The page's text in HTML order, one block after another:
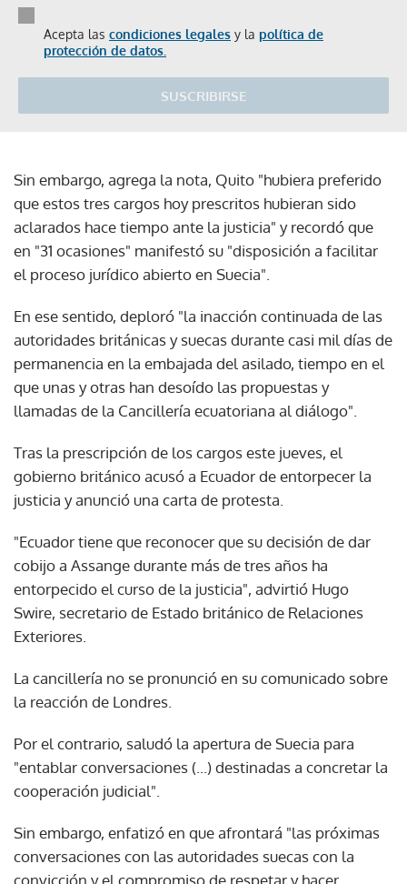
Acepta las condiciones legales y la política de
protección de datos.
SUSCRIBIRSE
Sin embargo, agrega la nota, Quito "hubiera preferido
que estos tres cargos hoy prescritos hubieran sido
aclarados hace tiempo ante la justicia" y recordó que
en "31 ocasiones" manifestó su "disposición a facilitar
el proceso jurídico abierto en Suecia".
En ese sentido, deploró "la inacción continuada de las
autoridades británicas y suecas durante casi mil días de
permanencia en la embajada del asilado, tiempo en el
que unas y otras han desoído las propuestas y
llamadas de la Cancillería ecuatoriana al diálogo".
Tras la prescripción de los cargos este jueves, el
gobierno británico acusó a Ecuador de entorpecer la
justicia y anunció una carta de protesta.
"Ecuador tiene que reconocer que su decisión de dar
cobijo a Assange durante más de tres años ha
entorpecido el curso de la justicia", advirtió Hugo
Swire, secretario de Estado británico de Relaciones
Exteriores.
La cancillería no se pronunció en su comunicado sobre
la reacción de Londres.
Por el contrario, saludó la apertura de Suecia para
"entablar conversaciones (...) destinadas a concretar la
cooperación judicial".
Sin embargo, enfatizó en que afrontará "las próximas
conversaciones con las autoridades suecas con la
convicción y el compromiso de respetar y hacer